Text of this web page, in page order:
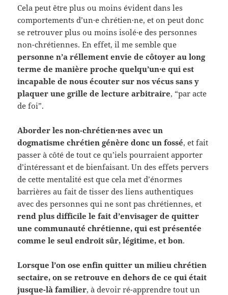
Cela peut être plus ou moins évident dans les
comportements d’un·e chrétien·ne, et on peut donc
se retrouver plus ou moins isolé·e des personnes
non-chrétiennes. En effet, il me semble que
personne n’a réllement envie de côtoyer au long
terme de manière proche quelqu’un·e qui est
incapable de nous écouter sur nos vécus sans y
plaquer une grille de lecture arbitraire, “par acte
de foi”.
Aborder les non-chrétien·nes avec un
dogmatisme chrétien génère donc un fossé, et fait
passer à côté de tout ce qu’iels pourraient apporter
d’intéressant et de bienfaisant. Un des effets pervers
de cette mentalité est que cela met d’énormes
barrières au fait de tisser des liens authentiques
avec des personnes qui ne sont pas chrétiennes, et
rend plus difficile le fait d’envisager de quitter
une communauté chrétienne, qui est présentée
comme le seul endroit sûr, légitime, et bon.
Lorsque l’on ose enfin quitter un milieu chrétien
sectaire, on se retrouve en dehors de ce qui était
jusque-là familier, à devoir ré-apprendre tout un